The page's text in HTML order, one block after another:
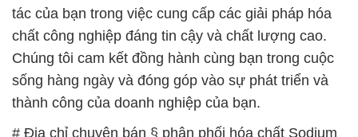
tác của bạn trong việc cung cấp các giải pháp hóa
chất công nghiệp đáng tin cậy và chất lượng cao.
Chúng tôi cam kết đồng hành cùng bạn trong cuộc
sống hàng ngày và đóng góp vào sự phát triển và
thành công của doanh nghiệp của bạn.
# Địa chỉ chuyên bán § phân phối hóa chất Sodium